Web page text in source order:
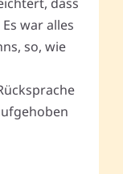
war alles
so, wie